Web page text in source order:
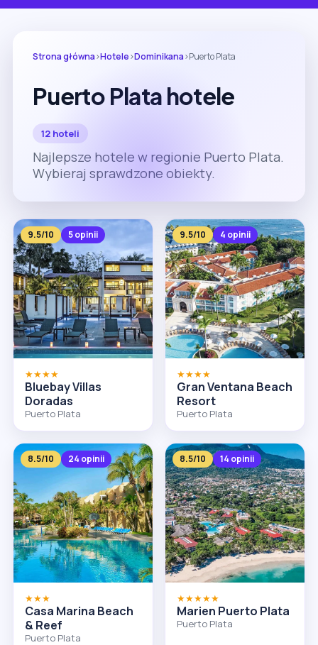
Strona główna›Hotele›Dominikana›Puerto Plata
Puerto Plata hotele
12 hoteli
Najlepsze hotele w regionie Puerto Plata.
Wybieraj sprawdzone obiekty.
9.5/10 5 opinii
★★★★
Bluebay Villas
Doradas
Puerto Plata
9.5/10 4 opinii
★★★★
Gran Ventana Beach
Resort
Puerto Plata
8.5/10 24 opinii
★★★
Casa Marina Beach
& Reef
Puerto Plata
8.5/10 14 opinii
★★★★★
Marien Puerto Plata
Puerto Plata